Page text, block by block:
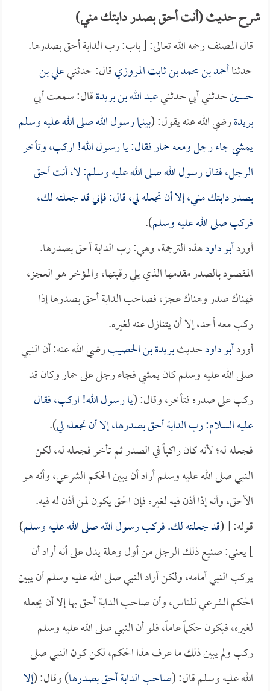
شرح حديث (أنت أحق بصدر دابتك مني)
قال المصنف رحمه الله تعالى: [ باب: رب الدابة أحق بصدرها.
حدثناأحمد بن محمد بن ثابت المروزيقال: حدثنيعلي بن
حسينحدثني أبي حدثنيعبد الله بن بريدةقال: سمعت أبي
بريدةرضي الله عنه يقول: (بينما رسول الله صلى الله عليه وسلم
يمشي جاء رجل ومعه حمار فقال: يا رسول الله! اركب، وتأخر
الرجل، فقال رسول الله صلى الله عليه وسلم: لا، أنت أحق
بصدر دابتك مني، إلا أن تجعله لي، قال: فإني قد جعلته لك،
فركب صلى الله عليه وسلم).
أوردأبو داودهذه الترجمة، وهي: رب الدابة أحق بصدرها.
المقصود بالصدر مقدمها الذي يلي رقبتها، والمؤخر هو العجز،
فهناك صدر وهناك عجز، فصاحب الدابة أحق بصدرها إذا
ركب معه أحد، إلا أن يتنازل عنه لغيره.
أوردأبو داودحديثبريدة بن الحصيبرضي الله عنه: أن النبي
صلى الله عليه وسلم كان يمشي فجاء رجل على حمار وكان قد
ركب على صدره فتأخر، وقال: (يا رسول الله! اركب، فقال
عليه السلام: رب الدابة أحق بصدرها، إلا أن تجعله لي).
فجعله له؛ لأنه كان راكباً في الصدر ثم تأخر فجعله له، لكن
النبي صلى الله عليه وسلم أراد أن يبين الحكم الشرعي، وأنه هو
الأحق، وأنه إذا أذن فيه لغيره فإن الحق يكون لمن أذن له فيه.
قوله: [ (قد جعلته لك. فركب رسول الله صلى الله عليه وسلم)
] يعني: صنيع ذلك الرجل من أول وهلة يدل على أنه أراد أن
يركب النبي أمامه، ولكن أراد النبي صلى الله عليه وسلم أن يبين
الحكم الشرعي للناس، وأن صاحب الدابة أحق بها إلا أن يجعله
لغيره، فيكون حكماً عاماً، فلو أن النبي صلى الله عليه وسلم
ركب ولم يبين ذلك ما عرف هذا الحكم، لكن كون النبي صلى
الله عليه وسلم قال: (صاحب الدابة أحق بصدرها) وقال: (إلا